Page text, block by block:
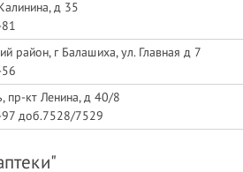
д 35
район, г Балашиха, ул. Главная д 7
пр-кт Ленина, д 40/8
доб.7528/7529